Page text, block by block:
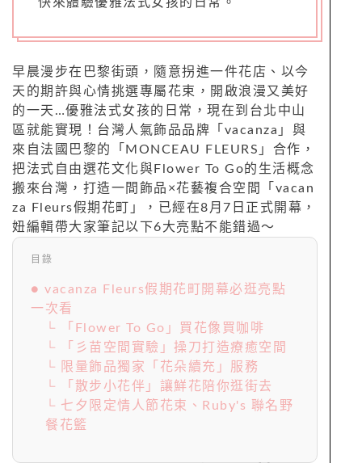
快來體驗優雅法式女孩的日常。
早晨漫步在巴黎街頭，隨意拐進一件花店、以今
天的期許與心情挑選專屬花束，開啟浪漫又美好
的一天…優雅法式女孩的日常，現在到台北中山
區就能實現！台灣人氣飾品品牌「vacanza」與
來自法國巴黎的「MONCEAU FLEURS」合作，
把法式自由選花文化與Flower To Go的生活概念
搬來台灣，打造一間飾品×花藝複合空間「vacan
za Fleurs假期花町」，已經在8月7日正式開幕，
妞編輯帶大家筆記以下6大亮點不能錯過～
目錄
● vacanza Fleurs假期花町開幕必逛亮點
一次看
└ 「Flower To Go」買花像買咖啡
└ 「彡苗空間實驗」操刀打造療癒空間
└ 限量飾品獨家「花朵續充」服務
└ 「散步小花伴」讓鮮花陪你逛街去
└ 七夕限定情人節花束、Ruby's 聯名野
餐花籃